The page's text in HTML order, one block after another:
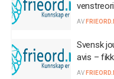
AV
Svensk
avis –
AV